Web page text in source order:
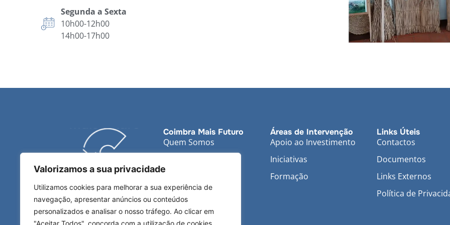
Valorizamos a sua privacidade
Utilizamos cookies para melhorar a sua experiência de
navegação, apresentar anúncios ou conteúdos
personalizados e analisar o nosso tráfego. Ao clicar em
"Aceitar Todos", concorda com a utilização de cookies.
Segunda a Sexta
10h00-12h00
14h00-17h00
Coimbra Mais Futuro
Quem Somos
Áreas de Intervenção
Apoio ao Investimento
Iniciativas
Formação
Links Úteis
Contactos
Documentos
Links Externos
Política de